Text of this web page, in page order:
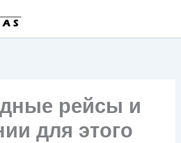
рейсы и
для этого